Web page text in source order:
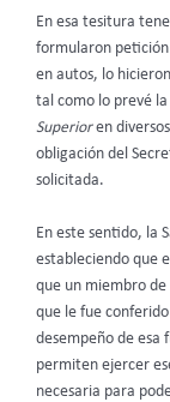
En esa tesitura
formularon petición
en autos, lo
tal como lo prevé la
Superioren
obligación del
solicitada.
En este sentido, la
estableciendo que
que un miembro
que le fue
desempeño de esa
permiten ejercer
necesaria para